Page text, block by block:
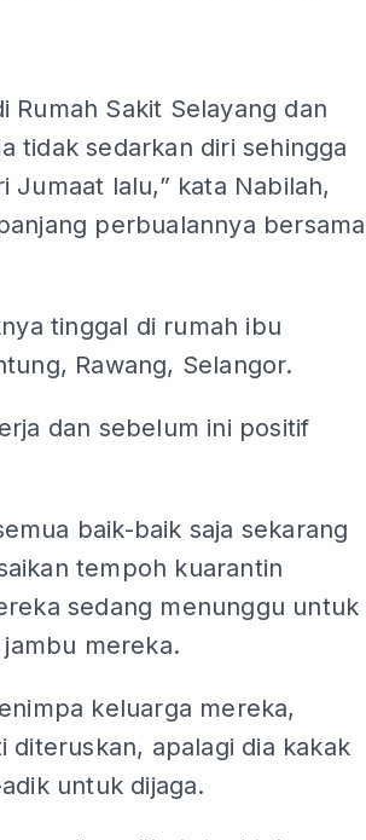
Rumah Sakit Selayang dan
tidak sedarkan diri sehingga
Jumaat lalu,” kata Nabilah,
perbualannya bersama
tinggal di rumah ibu
Rawang, Selangor.
dan sebelum ini positif
baik-baik saja sekarang
tempoh kuarantin
sedang menunggu untuk
mereka.
keluarga mereka,
diteruskan, apalagi dia kakak
untuk dijaga.